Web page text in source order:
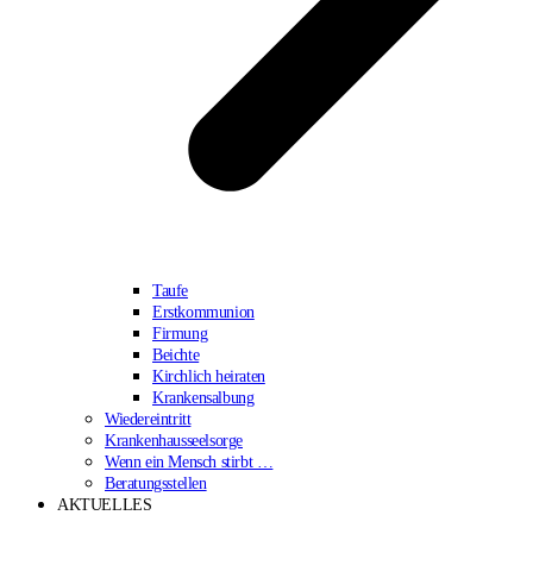
Taufe
Erstkommunion
Firmung
Beichte
Kirchlich heiraten
Krankensalbung
Wiedereintritt
Krankenhausseelsorge
Wenn ein Mensch stirbt …
Beratungsstellen
AKTUELLES